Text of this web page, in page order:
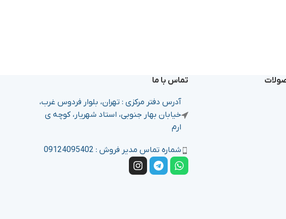
تماس با ما
آدرس دفتر مرکزی : تهران، بلوار فردوس غرب،
خیابان بهار جنوبی، استاد شهریار، کوچه ی
ارم
شماره تماس مدیر فروش : 09124095402